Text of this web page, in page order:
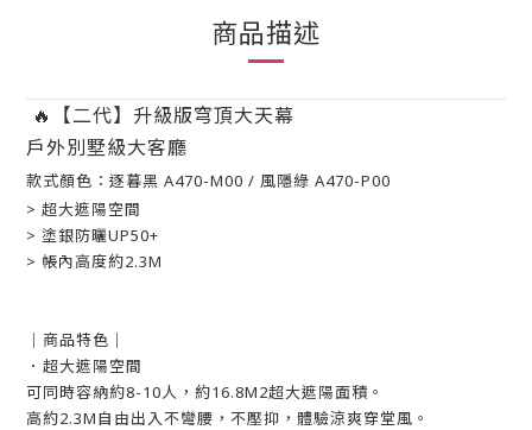
商品描述
🔥【二代】升級版穹頂大天幕
戶外別墅級大客廳
款式顏色：逐暮黑 A470-M00 / 風隱綠 A470-P00
> 超大遮陽空間
> 塗銀防曬UP50+
> 帳內高度約2.3M
｜商品特色｜
．超大遮陽空間
可同時容納約8-10人，約16.8M2超大遮陽面積。
高約2.3M自由出入不彎腰，不壓抑，體驗涼爽穿堂風。